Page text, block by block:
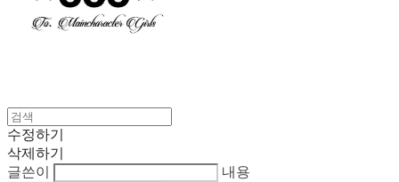
수정하기
삭제하기
글쓴이
내용